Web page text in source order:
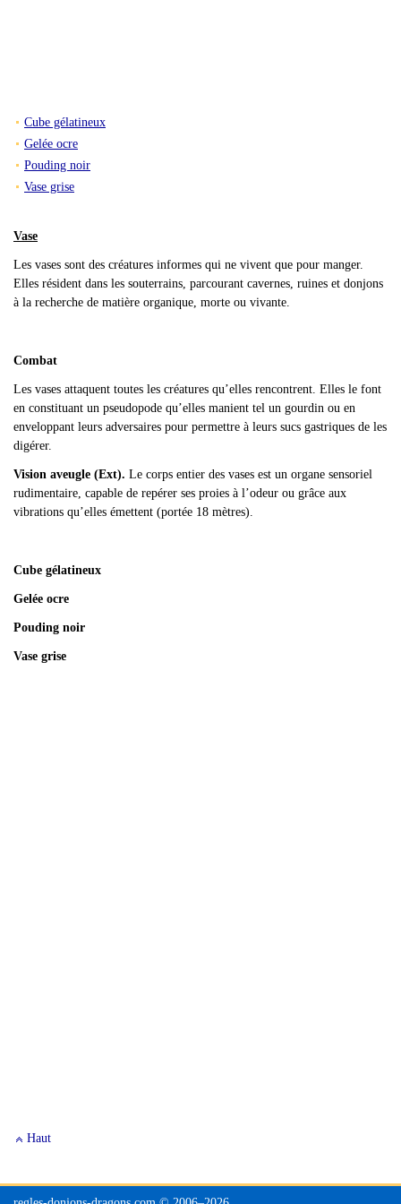
Cube gélatineux
Gelée ocre
Pouding noir
Vase grise
Vase
Les vases sont des créatures informes qui ne vivent que pour manger.
Elles résident dans les souterrains, parcourant cavernes, ruines et donjons
à la recherche de matière organique, morte ou vivante.
Combat
Les vases attaquent toutes les créatures qu’elles rencontrent. Elles le font
en constituant un pseudopode qu’elles manient tel un gourdin ou en
enveloppant leurs adversaires pour permettre à leurs sucs gastriques de les
digérer.
Vision aveugle (Ext). Le corps entier des vases est un organe sensoriel
rudimentaire, capable de repérer ses proies à l’odeur ou grâce aux
vibrations qu’elles émettent (portée 18 mètres).
Cube gélatineux
Gelée ocre
Pouding noir
Vase grise
Haut